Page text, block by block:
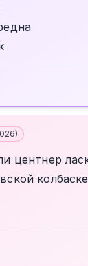
)
центнер
колбаске